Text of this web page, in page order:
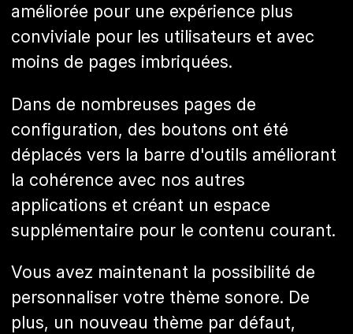
améliorée pour une expérience plus
conviviale pour les utilisateurs et avec
moins de pages imbriquées.
Dans de nombreuses pages de
configuration, des boutons ont été
déplacés vers la barre d'outils améliorant
la cohérence avec nos autres
applications et créant un espace
supplémentaire pour le contenu courant.
Vous avez maintenant la possibilité de
personnaliser votre thème sonore. De
plus, un nouveau thème par défaut,